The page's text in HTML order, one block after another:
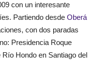
con un interesante
Partiendo desde Oberá
con dos paradas
Presidencia Roque
Hondo en Santiago del